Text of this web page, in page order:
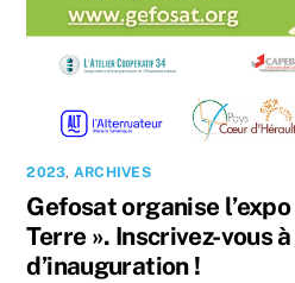
2023, ARCHIVES
Gefosat organise
Terre ». Inscrivez-vous
d’inauguration !